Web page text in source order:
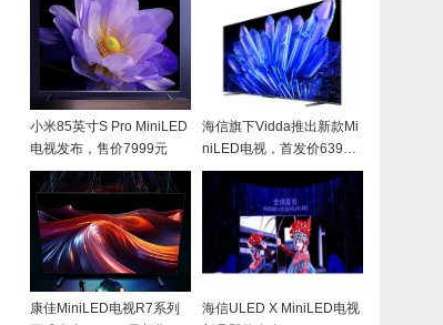
小米85英寸S Pro MiniLED
电视发布，售价7999元
海信旗下Vidda推出新款Mi
niLED电视，首发价6399
元起
康佳MiniLED电视R7系列
海信ULED X MiniLED电视